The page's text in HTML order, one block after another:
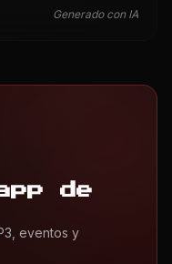
Generado con IA
de
eventos y